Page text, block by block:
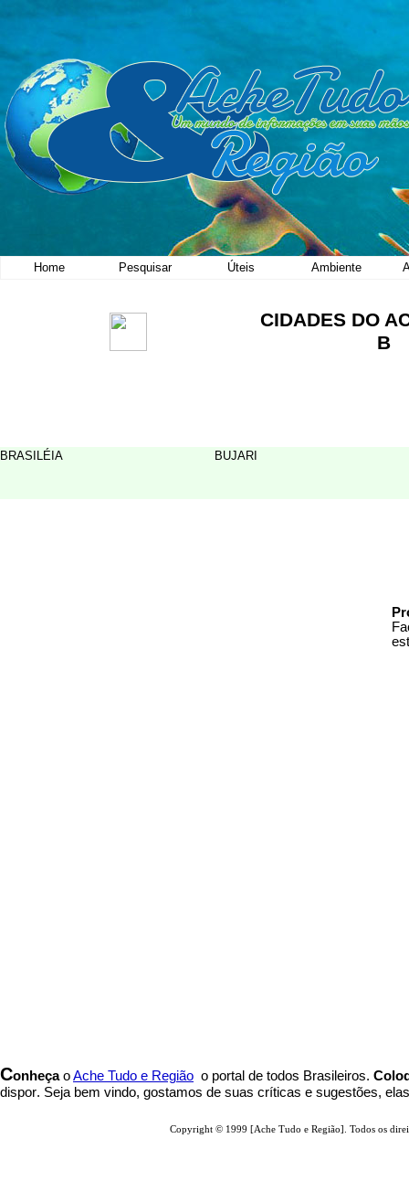
Home Pesquisar Úteis Ambiente
CIDADES DO
B
BRASILÉIA BUJARI
ConheçaoAche Tudo e Região o portal de todos Brasileiros.
dispor. Seja bem vindo, gostamos de suas críticas e sugestões,
Copyright © 1999 [Ache Tudo e Região]. Todos os